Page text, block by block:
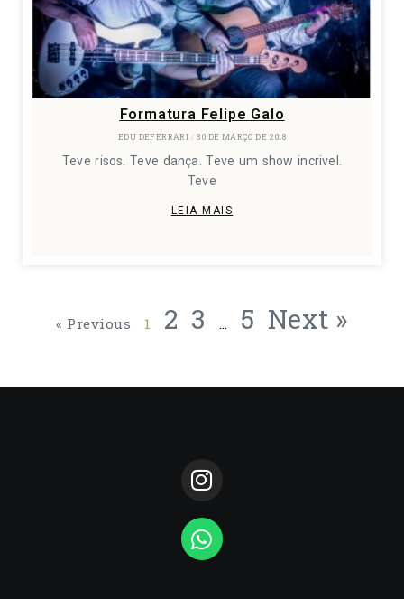
Formatura Felipe Galo
EDU DEFERRARI 30 DE MARÇO DE 2018
Teve risos. Teve dança. Teve um show incrivel.
Teve
LEIA MAIS
« Previous 1 2 3 … 5 Next »